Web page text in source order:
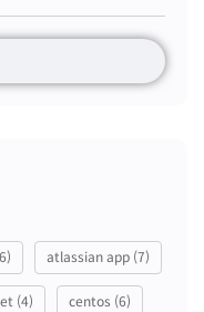
atlassian app (7)
(4) centos (6)